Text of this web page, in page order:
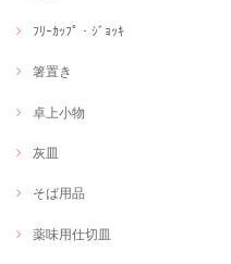
ﾌﾘｰｶｯﾌﾟ・ｼﾞｮｯｷ
箸置き
卓上小物
灰皿
そば用品
薬味用仕切皿